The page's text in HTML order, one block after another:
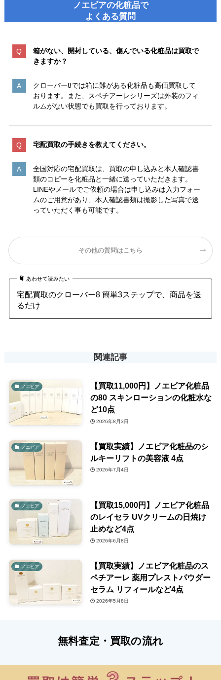
ノエビアの化粧品で
よくある質問
箱がない、開封している、傷んでいる化粧品は買取で
きますか？
クローバー8では箱に難がある化粧品も高価買取して
おります。また、スペチアーレシリーズは外装のフィ
ルムがない状態でも買取を行っております。
宅配買取の手続きを教えてください。
全国対応の宅配買取は、買取の申し込みと本人確認書
類のコピーを化粧品と一緒に送っていただきます。
LINEやメールでご依頼の場合は申し込みは入力フォー
ムのご用意があり、本人確認書類は撮影した写真で送
っていただく事も可能です。
その他の質問はこちら
あわせて読みたい
宅配買取のクローバー8 簡単3ステップで、商品を送
るだけ
関連記事
ノエビア
【買取11,000円】ノエビア化粧品
の80 スキンローションの化粧水な
ど10点
2026年8月3日
ノエビア
【買取実績】ノエビア化粧品のシ
ルキーリフトの美容液 4点
2026年7月4日
ノエビア
【買取15,000円】ノエビア化粧品
のレイセラ UVクリームの日焼け
止めなど4点
2026年6月8日
ノエビア
【買取実績】ノエビア化粧品のス
ペチアーレ 薬用プレストパウダー
セラム リフィールなど4点
2026年5月8日
無料査定・買取の流れ